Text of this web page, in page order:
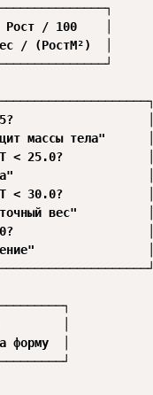
Рост / 100    │
/ (РостМ²)  │
│
массы тела"      │
< 25.0?            │
│
< 30.0?            │
вес"          │
│
│
│
форму  │